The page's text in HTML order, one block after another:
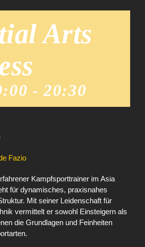
Arts
-20:30
Fazio
Kampfsporttrainer im Asia
für dynamisches, praxisnahes
Mit seiner Leidenschaft für
vermittelt er sowohl Einsteigern als
die Grundlagen und Feinheiten